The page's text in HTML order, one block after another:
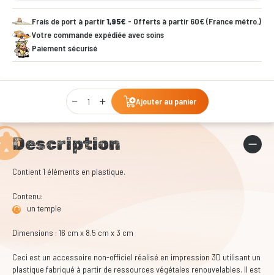
Frais de port à partir1,95€ - Offerts à partir 60€ (France métro.)
Votre commande expédiée avec soins
Paiement sécurisé
Qty
Ajouter au panier
Description
Contient 1 éléments en plastique.
Contenu:
un temple
Dimensions : 16 cm x 8.5 cm x 3 cm
Ceci est un accessoire non-officiel réalisé en impression 3D utilisant un
plastique fabriqué à partir de ressources végétales renouvelables. Il est